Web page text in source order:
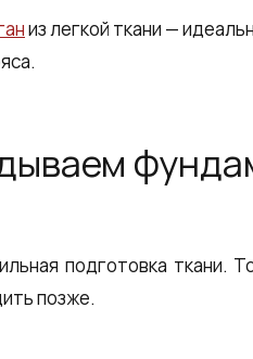
из легкой ткани —
подготовка ткани.
позже.